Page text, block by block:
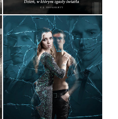
NIEZŁOMNI
C.J. DAUGHERTY
OPRAWA MIĘKKA